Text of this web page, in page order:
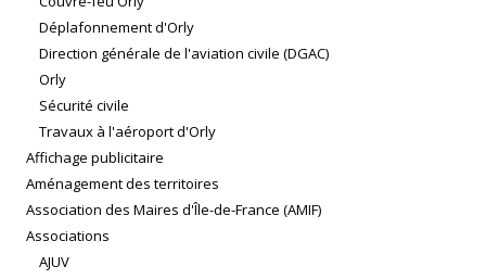
Déplafonnement d'Orly
Direction générale de l'aviation civile (DGAC)
Orly
Sécurité civile
Travaux à l'aéroport d'Orly
Affichage publicitaire
Aménagement des territoires
Association des Maires d'Île-de-France (AMIF)
Associations
AJUV